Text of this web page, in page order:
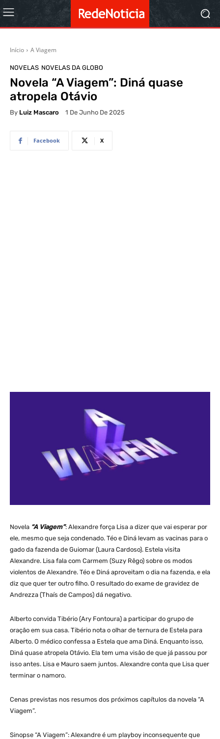
Início A Viagem
NOVELAS NOVELAS DA GLOBO
Novela “A Viagem”: Diná quase
atropela Otávio
By Luiz Mascaro 1 De Junho De 2025
Facebook X
Novela “A Viagem”: Alexandre força Lisa a dizer que vai esperar por
ele, mesmo que seja condenado. Téo e Diná levam as vacinas para o
gado da fazenda de Guiomar (Laura Cardoso). Estela visita
Alexandre. Lisa fala com Carmem (Suzy Rêgo) sobre os modos
violentos de Alexandre. Téo e Diná aproveitam o dia na fazenda, e ela
diz que quer ter outro filho. O resultado do exame de gravidez de
Andrezza (Thaís de Campos) dá negativo.
Alberto convida Tibério (Ary Fontoura) a participar do grupo de
oração em sua casa. Tibério nota o olhar de ternura de Estela para
Alberto. O médico confessa a Estela que ama Diná. Enquanto isso,
Diná quase atropela Otávio. Ela tem uma visão de que já passou por
isso antes. Lisa e Mauro saem juntos. Alexandre conta que Lisa quer
terminar o namoro.
Cenas previstas nos resumos dos próximos capítulos da novela “A
Viagem”.
Sinopse “A Viagem”: Alexandre é um playboy inconsequente que